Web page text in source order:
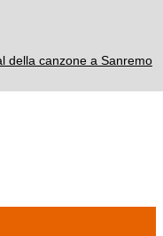
della canzone a Sanremo